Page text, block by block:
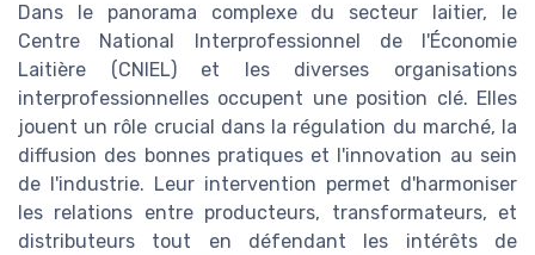
Dans le panorama complexe du secteur laitier, le
Centre National Interprofessionnel de l'Économie
Laitière (CNIEL) et les diverses organisations
interprofessionnelles occupent une position clé. Elles
jouent un rôle crucial dans la régulation du marché, la
diffusion des bonnes pratiques et l'innovation au sein
de l'industrie. Leur intervention permet d'harmoniser
les relations entre producteurs, transformateurs, et
distributeurs tout en défendant les intérêts de